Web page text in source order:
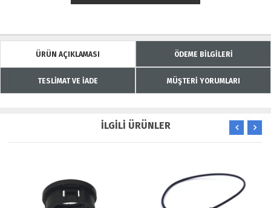
ÜRÜN AÇIKLAMASI ÖDEME BİLGİLERİ
TESLİMAT VE İADE MÜŞTERİ YORUMLARI
İLGİLİ ÜRÜNLER